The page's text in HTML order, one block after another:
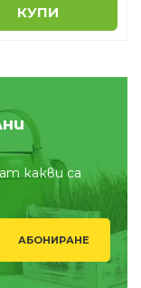
КУПИ
какви са
АБОНИРАНЕ